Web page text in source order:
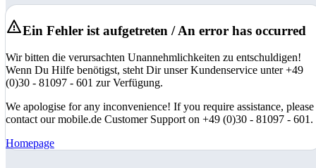
Ein Fehler ist aufgetreten / An error has occurred
Wir bitten die verursachten Unannehmlichkeiten zu entschuldigen!
Wenn Du Hilfe benötigst, steht Dir unser Kundenservice unter +49
(0)30 - 81097 - 601 zur Verfügung.
We apologise for any inconvenience! If you require assistance, please
contact our mobile.de Customer Support on +49 (0)30 - 81097 - 601.
Homepage